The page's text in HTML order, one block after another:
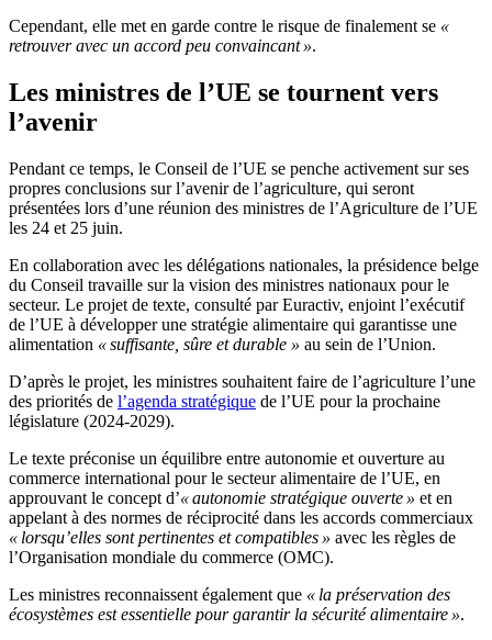
Cependant, elle met en garde contre le risque de finalement se «
retrouver avec un accord peu convaincant ».
Les ministres de l’UE se tournent vers
l’avenir
Pendant ce temps, le Conseil de l’UE se penche activement sur ses
propres conclusions sur l’avenir de l’agriculture, qui seront
présentées lors d’une réunion des ministres de l’Agriculture de l’UE
les 24 et 25 juin.
En collaboration avec les délégations nationales, la présidence belge
du Conseil travaille sur la vision des ministres nationaux pour le
secteur. Le projet de texte, consulté par Euractiv, enjoint l’exécutif
de l’UE à développer une stratégie alimentaire qui garantisse une
alimentation « suffisante, sûre et durable » au sein de l’Union.
D’après le projet, les ministres souhaitent faire de l’agriculture l’une
des priorités de l’agenda stratégique de l’UE pour la prochaine
législature (2024-2029).
Le texte préconise un équilibre entre autonomie et ouverture au
commerce international pour le secteur alimentaire de l’UE, en
approuvant le concept d’« autonomie stratégique ouverte » et en
appelant à des normes de réciprocité dans les accords commerciaux
« lorsqu’elles sont pertinentes et compatibles » avec les règles de
l’Organisation mondiale du commerce (OMC).
Les ministres reconnaissent également que « la préservation des
écosystèmes est essentielle pour garantir la sécurité alimentaire ».